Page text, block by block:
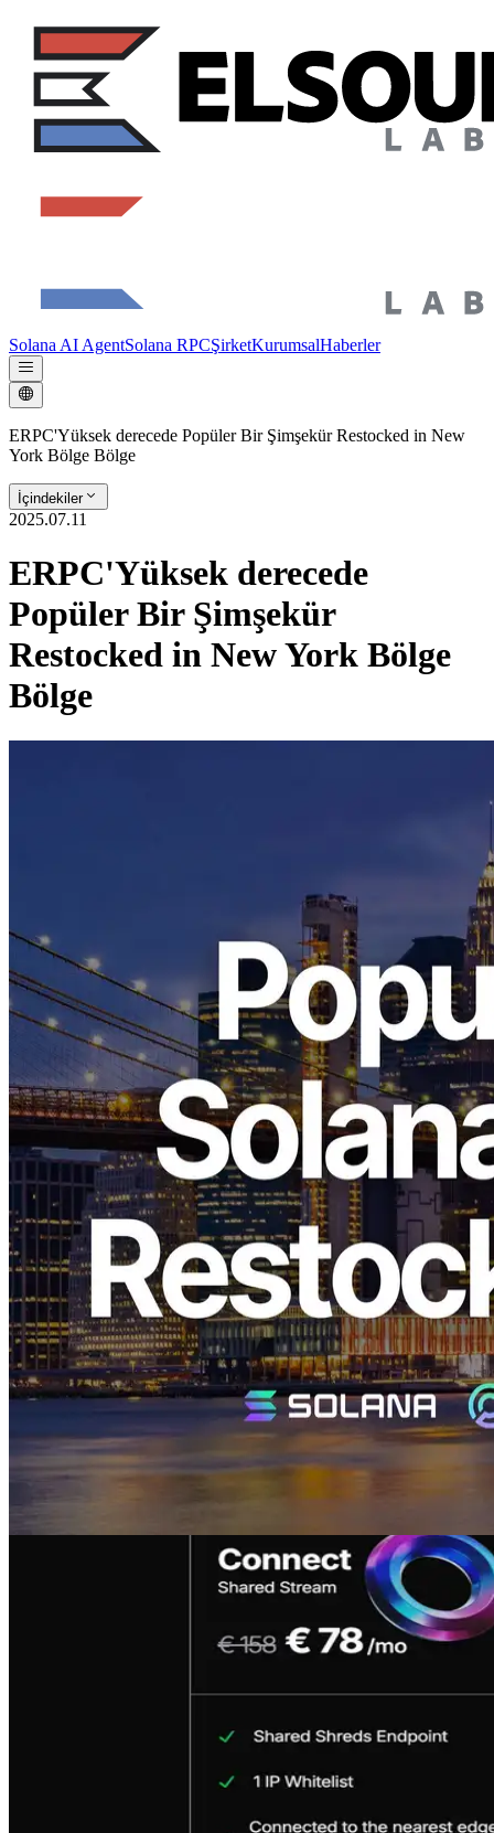
Solana AI AgentSolana RPCŞirketKurumsalHaberler
ERPC'Yüksek derecede Popüler Bir Şimşekür Restocked in New
York Bölge Bölge
İçindekiler
2025.07.11
ERPC'Yüksek derecede
Popüler Bir Şimşekür
Restocked in New York Bölge
Bölge
ELSOUL LABO B.V. (Head merkezler: AmsterdamHollanda;
CEO: Fumitake Kawasaki) ve Validators DAO Endüstri lideri için
son derece popüler "Metal Ryzen Private Server" planını
duyurmaktan mutluluk duyuyor Solana Özel veri akışı hizmeti,
"Direct Shreds (ShredStream), "Şimdi mevcut New York Bölge.
Yüksek Popüler Özel Şimşekler Sınırlı
Sayılarda Yeniden Yeniden Bağladı